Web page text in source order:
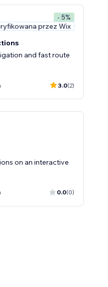
- 5%
przez Wix
and fast route
3.0(2)
on an interactive
0.0(0)